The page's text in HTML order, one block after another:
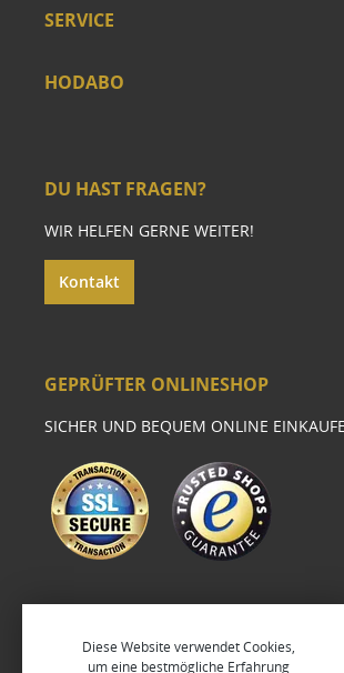
SERVICE
HODABO
DU HAST FRAGEN?
WIR HELFEN GERNE WEITER!
Kontakt
GEPRÜFTER ONLINESHOP
SICHER UND BEQUEM ONLINE
Diese Website verwendet Cookies,
um eine bestmögliche Erfahrung